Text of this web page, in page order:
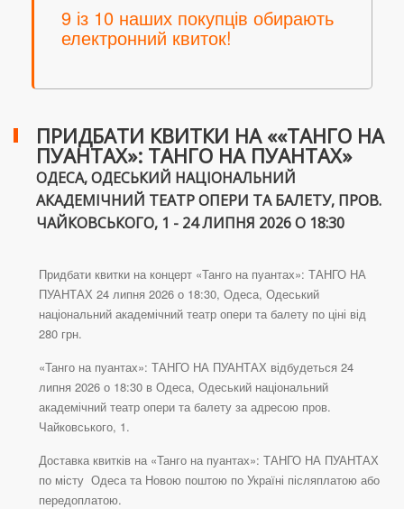
9 із 10 наших покупців обирають
електронний квиток!
ПРИДБАТИ КВИТКИ НА ««ТАНГО НА
ПУАНТАХ»: ТАНГО НА ПУАНТАХ»
ОДЕСА, ОДЕСЬКИЙ НАЦІОНАЛЬНИЙ
АКАДЕМІЧНИЙ ТЕАТР ОПЕРИ ТА БАЛЕТУ, ПРОВ.
ЧАЙКОВСЬКОГО, 1 - 24 ЛИПНЯ 2026 О 18:30
Придбати квитки на концерт «Танго на пуантах»: ТАНГО НА
ПУАНТАХ 24 липня 2026 о 18:30, Одеса, Одеський
національний академічний театр опери та балету по ціні від
280 грн.
«Танго на пуантах»: ТАНГО НА ПУАНТАХ відбудеться 24
липня 2026 о 18:30 в Одеса, Одеський національний
академічний театр опери та балету за адресою пров.
Чайковського, 1.
Доставка квитків на «Танго на пуантах»: ТАНГО НА ПУАНТАХ
по місту Одеса та Новою поштою по Україні післяплатою або
передоплатою.